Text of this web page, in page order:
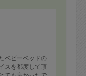
ベビーベッドの
スを都度して頂